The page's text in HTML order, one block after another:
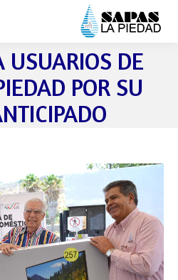
USUARIOS DE
POR SU